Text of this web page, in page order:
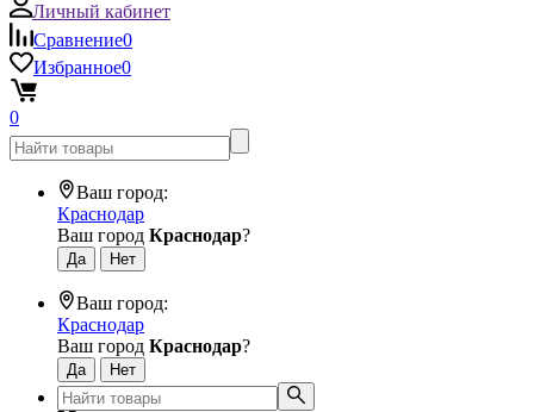
Личный кабинет
Сравнение0
Избранное0
0
Ваш город:
Краснодар
Ваш город Краснодар?
Ваш город:
Краснодар
Ваш город Краснодар?